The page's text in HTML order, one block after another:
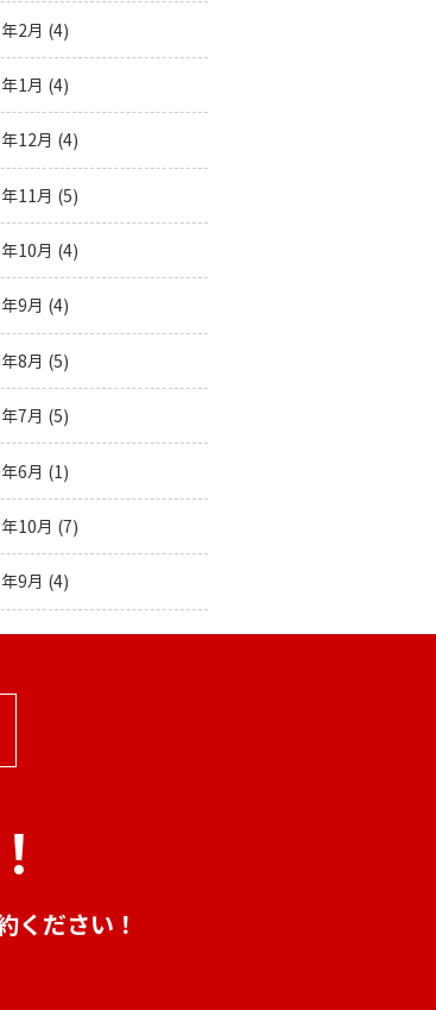
2月 (4)
1月 (4)
12月 (4)
11月 (5)
10月 (4)
9月 (4)
8月 (5)
7月 (5)
6月 (1)
10月 (7)
9月 (4)
ください！